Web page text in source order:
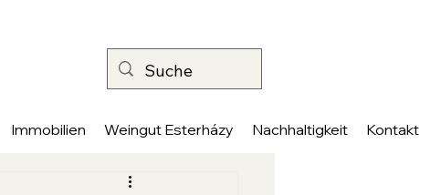
Immobilien Weingut Esterházy Nachhaltigkeit Kontakt